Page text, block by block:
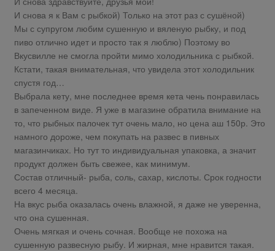
И снова я к Вам с рыбкой) Только на этот раз с сушёной)
Мы с супругом любим сушенную и вяленую рыбку, и под
пиво отлично идет и просто так я люблю) Поэтому во
Вкусвилле не смогла пройти мимо холодильника с рыбкой.
Кстати, такая внимательная, что увидела этот холодильник
спустя год…
Выбрала кету, мне последнее время кета чень понравилась
в запеченном виде. Я уже в магазине обратила внимание на
то, что рыбных палочек тут очень мало, но цена аш 150р. Это
намного дороже, чем покупать на развес в пивных
магазинчиках. Но тут то индивидуальная упаковка, а значит
продукт должен быть свежее, как минимум.
Состав отличный- рыба, соль, сахар, кислоты. Срок годности
всего 4 месяца.
На вкус рыба оказалась очень влажной, я даже не уверенна,
что она сушенная.
Очень мягкая и очень сочная. Вообще не похожа на
сушенную развесную рыбу. И жирная, мне нравится такая.